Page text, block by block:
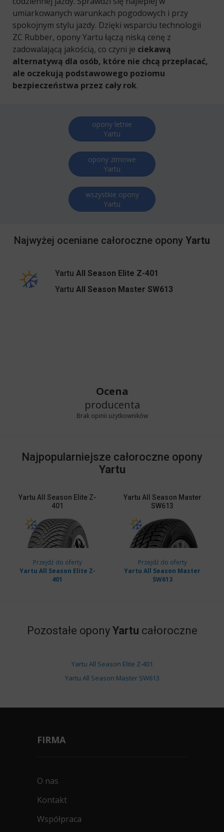
umiarkowanych warunkach pogodowych i przy
spokojnym stylu jazdy. Dzięki wsparciu technologii
ZC Rubber, opony Yartu łączą niską cenę z
zadowalającą jakością, co czyni je ciekawą
alternatywą dla osób, które nie chcą przepłacać,
ale oczekują podstawowego poziomu
bezpieczeństwa przez cały rok.
opony letnie
Yartu
opony zimowe
Yartu
wszystkie opony
Yartu
Najwyżej oceniane całoroczne opony Yartu
Yartu All Season Elite Z-401
Yartu All Season Master SW613
Ocena
producenta
Brak opinii użytkowników
Najpopularniejsze całoroczne opony
Yartu
Yartu All Season Elite Z-
401
Przejdź do oferty
Yartu All Season Elite Z-
401
Yartu All Season Master
SW613
Przejdź do oferty
Yartu All Season Master
SW613
Pozostałe opony Yartu całoroczne
Yartu All Season Elite Z-401
Yartu All Season Master SW613
FIRMA
O nas
Kontakt
Współpraca